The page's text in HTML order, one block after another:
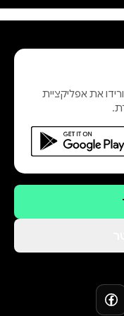
למשולש
כשהיא
את אפליקציית